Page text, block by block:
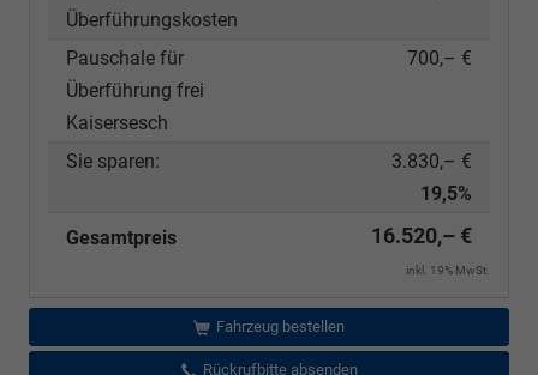
Überführungskosten
Pauschale für
Überführung frei
Kaisersesch
700,– €
Sie sparen:
3.830,– €
19,5%
Gesamtpreis
16.520,– €
inkl. 19% MwSt.
Fahrzeug bestellen
Rückrufbitte absenden